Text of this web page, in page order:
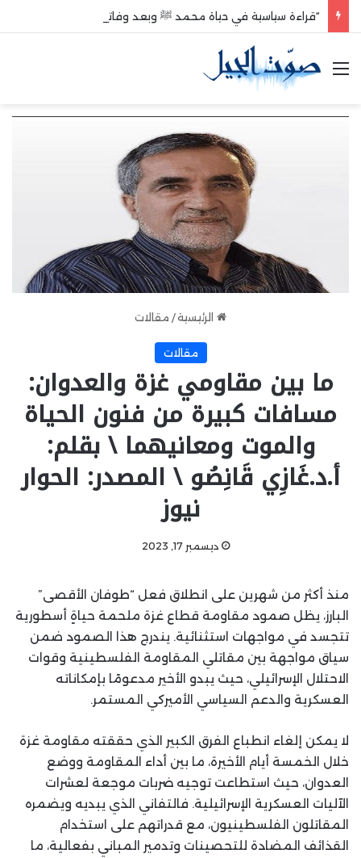
“قراءة سياسية في حياة محمد ﷺ وبعد وفاته”
القائمة
الرئيسية/ مقالات
مقالات
ما بين مقاومي غزة والعدوان:
مسافات كبيرة من فنون الحياة
والموت ومعانيهما \ بقلم:
أ.د.غَازِي قَانِصُو \ المصدر: الحوار
نيوز
ديسمبر 17, 2023
منذ أكثر من شهرين على انطلاق فعل “طوفان الأقصى”
البارز، يظل صمود مقاومة قطاع غزة ملحمة حياةٍ أسطورية
تتجسد في مواجهات استثنائية. يندرج هذا الصمود ضمن
سياق مواجهة بين مقاتلي المقاومة الفلسطينية وقوات
الاحتلال الإسرائيلي، حيث يبدو الأخير مدعومًا بإمكاناته
العسكرية والدعم السياسي الأميركي المستمر.
لا يمكن إلغاء انطباع الفرق الكبير الذي حققته مقاومة غزة
خلال الخمسة أيام الأخيرة، ما بين أداء المقاومة ووضع
العدوان، حيث استطاعت توجيه ضربات موجعة لعشرات
الآليات العسكرية الإسرائيلية. فالتفاني الذي يبديه ويضمره
المقاتلون الفلسطينيون، مع قدراتهم على استخدام
القذائف المضادة للتحصينات وتدمير المباني بفعالية، ما